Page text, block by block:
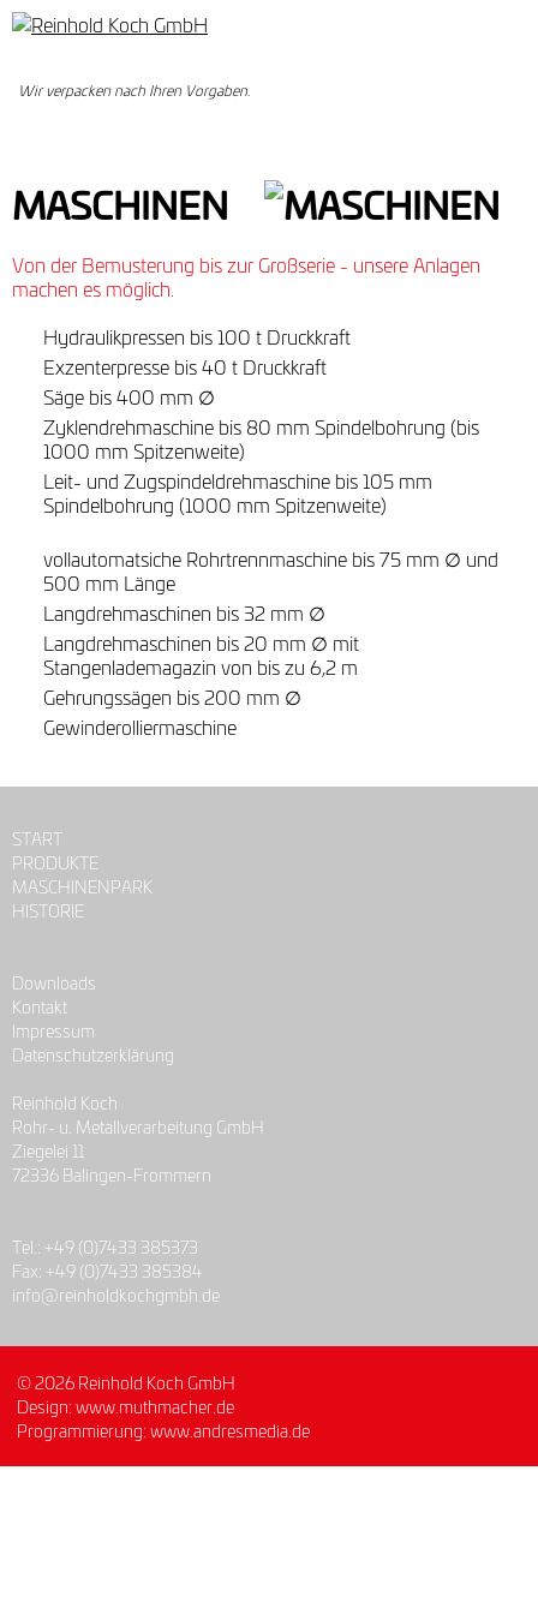
Wir verpacken nach Ihren Vorgaben.
MASCHINEN
Von der Bemusterung bis zur Großserie - unsere Anlagen
machen es möglich.
Hydraulikpressen bis 100 t Druckkraft
Exzenterpresse bis 40 t Druckkraft
Säge bis 400 mm ∅
Zyklendrehmaschine bis 80 mm Spindelbohrung (bis
1000 mm Spitzenweite)
Leit- und Zugspindeldrehmaschine bis 105 mm
Spindelbohrung (1000 mm Spitzenweite)
vollautomatsiche Rohrtrennmaschine bis 75 mm ∅ und
500 mm Länge
Langdrehmaschinen bis 32 mm ∅
Langdrehmaschinen bis 20 mm ∅ mit
Stangenlademagazin von bis zu 6,2 m
Gehrungssägen bis 200 mm ∅
Gewinderolliermaschine
START
PRODUKTE
MASCHINENPARK
HISTORIE
Downloads
Kontakt
Impressum
Datenschutzerklärung
Reinhold Koch
Rohr- u. Metallverarbeitung GmbH
Ziegelei 11
72336 Balingen-Frommern
Tel.: +49 (0)7433 385373
Fax: +49 (0)7433 385384
info@reinholdkochgmbh.de
© 2026 Reinhold Koch GmbH
Design:www.muthmacher.de
Programmierung:www.andresmedia.de